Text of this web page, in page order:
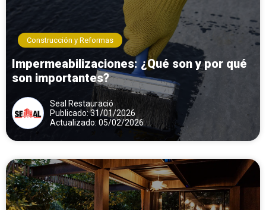
Construcción y Reformas
Impermeabilizaciones: ¿Qué son y por qué
son importantes?
Seal Restauració
Publicado: 31/01/2026
Actualizado: 05/02/2026